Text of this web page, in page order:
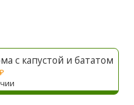
с капустой и бататом
₽